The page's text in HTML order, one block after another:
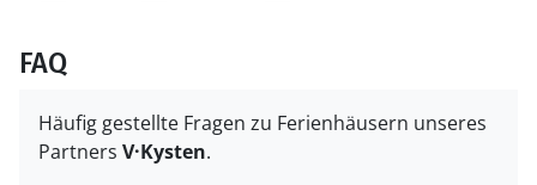
FAQ
Häufig gestellte Fragen zu Ferienhäusern unseres
Partners V·Kysten.